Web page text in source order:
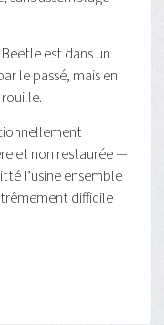
est dans un
le passé, mais en
et non restaurée —
l’usine ensemble
difficile